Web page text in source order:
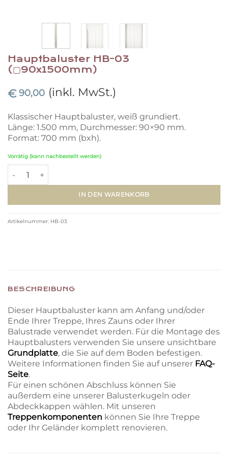
Hauptbaluster HB-03
(▢90x1500mm)
€ 90,00 (inkl. MwSt.)
Klassischer Hauptbaluster, weiß grundiert.
Länge: 1.500 mm, Durchmesser: 90×90 mm.
Format: 700 mm (bxh).
Vorrätig (kann nachbestellt werden)
IN DEN WARENKORB
Artikelnummer: HB-03
BESCHREIBUNG
Dieser Hauptbaluster kann am Anfang und/oder
Ende Ihrer Treppe, Ihres Zauns oder Ihrer
Balustrade verwendet werden. Für die Montage des
Hauptbalusters verwenden Sie unsere unsichtbare
Grundplatte, die Sie auf dem Boden befestigen.
Weitere Informationen finden Sie auf unserer FAQ-
Seite.
Für einen schönen Abschluss können Sie
außerdem eine unserer Balusterkugeln oder
Abdeckkappen wählen. Mit unseren
Treppenkomponenten können Sie Ihre Treppe
oder Ihr Geländer komplett renovieren.